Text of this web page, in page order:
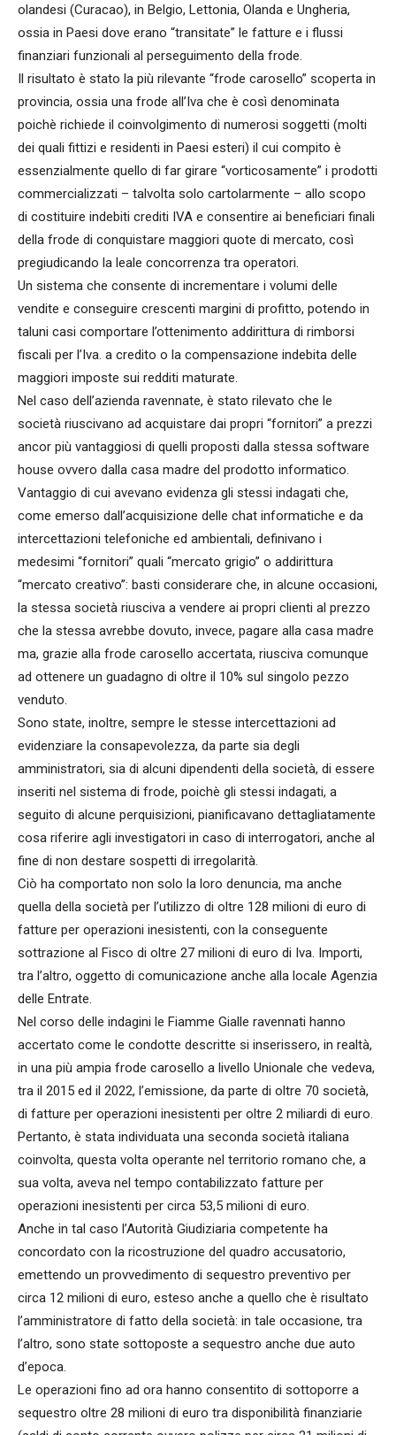
olandesi (Curacao), in Belgio, Lettonia, Olanda e Ungheria,
ossia in Paesi dove erano “transitate” le fatture e i flussi
finanziari funzionali al perseguimento della frode.
Il risultato è stato la più rilevante “frode carosello” scoperta in
provincia, ossia una frode all’Iva che è così denominata
poichè richiede il coinvolgimento di numerosi soggetti (molti
dei quali fittizi e residenti in Paesi esteri) il cui compito è
essenzialmente quello di far girare “vorticosamente” i prodotti
commercializzati – talvolta solo cartolarmente – allo scopo
di costituire indebiti crediti IVA e consentire ai beneficiari finali
della frode di conquistare maggiori quote di mercato, così
pregiudicando la leale concorrenza tra operatori.
Un sistema che consente di incrementare i volumi delle
vendite e conseguire crescenti margini di profitto, potendo in
taluni casi comportare l’ottenimento addirittura di rimborsi
fiscali per l’Iva. a credito o la compensazione indebita delle
maggiori imposte sui redditi maturate.
Nel caso dell’azienda ravennate, è stato rilevato che le
società riuscivano ad acquistare dai propri “fornitori” a prezzi
ancor più vantaggiosi di quelli proposti dalla stessa software
house ovvero dalla casa madre del prodotto informatico.
Vantaggio di cui avevano evidenza gli stessi indagati che,
come emerso dall’acquisizione delle chat informatiche e da
intercettazioni telefoniche ed ambientali, definivano i
medesimi “fornitori” quali “mercato grigio” o addirittura
“mercato creativo”: basti considerare che, in alcune occasioni,
la stessa società riusciva a vendere ai propri clienti al prezzo
che la stessa avrebbe dovuto, invece, pagare alla casa madre
ma, grazie alla frode carosello accertata, riusciva comunque
ad ottenere un guadagno di oltre il 10% sul singolo pezzo
venduto.
Sono state, inoltre, sempre le stesse intercettazioni ad
evidenziare la consapevolezza, da parte sia degli
amministratori, sia di alcuni dipendenti della società, di essere
inseriti nel sistema di frode, poichè gli stessi indagati, a
seguito di alcune perquisizioni, pianificavano dettagliatamente
cosa riferire agli investigatori in caso di interrogatori, anche al
fine di non destare sospetti di irregolarità.
Ciò ha comportato non solo la loro denuncia, ma anche
quella della società per l’utilizzo di oltre 128 milioni di euro di
fatture per operazioni inesistenti, con la conseguente
sottrazione al Fisco di oltre 27 milioni di euro di Iva. Importi,
tra l’altro, oggetto di comunicazione anche alla locale Agenzia
delle Entrate.
Nel corso delle indagini le Fiamme Gialle ravennati hanno
accertato come le condotte descritte si inserissero, in realtà,
in una più ampia frode carosello a livello Unionale che vedeva,
tra il 2015 ed il 2022, l’emissione, da parte di oltre 70 società,
di fatture per operazioni inesistenti per oltre 2 miliardi di euro.
Pertanto, è stata individuata una seconda società italiana
coinvolta, questa volta operante nel territorio romano che, a
sua volta, aveva nel tempo contabilizzato fatture per
operazioni inesistenti per circa 53,5 milioni di euro.
Anche in tal caso l’Autorità Giudiziaria competente ha
concordato con la ricostruzione del quadro accusatorio,
emettendo un provvedimento di sequestro preventivo per
circa 12 milioni di euro, esteso anche a quello che è risultato
l’amministratore di fatto della società: in tale occasione, tra
l’altro, sono state sottoposte a sequestro anche due auto
d’epoca.
Le operazioni fino ad ora hanno consentito di sottoporre a
sequestro oltre 28 milioni di euro tra disponibilità finanziarie